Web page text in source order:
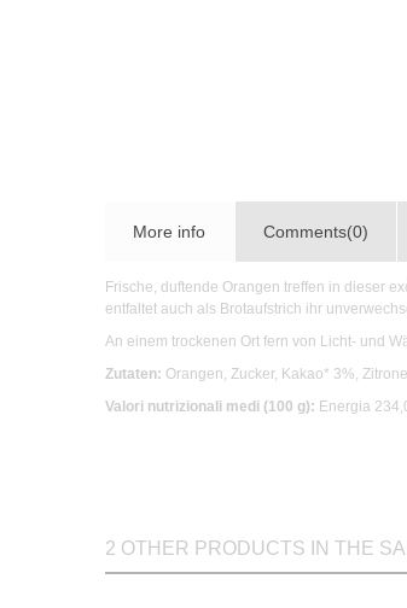
More info Comments(0)
Frische, duftende Orangen treffen in dieser
entfaltet auch als Brotaufstrich ihr
An einem trockenen Ort fern von Licht- und
Zutaten: Orangen, Zucker, Kakao* 3%,
Valori nutrizionali medi (100 g): Energia
2 OTHER PRODUCTS IN THE